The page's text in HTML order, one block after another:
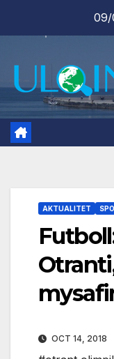
09/
AKTUALITET
OCT 14, 2018